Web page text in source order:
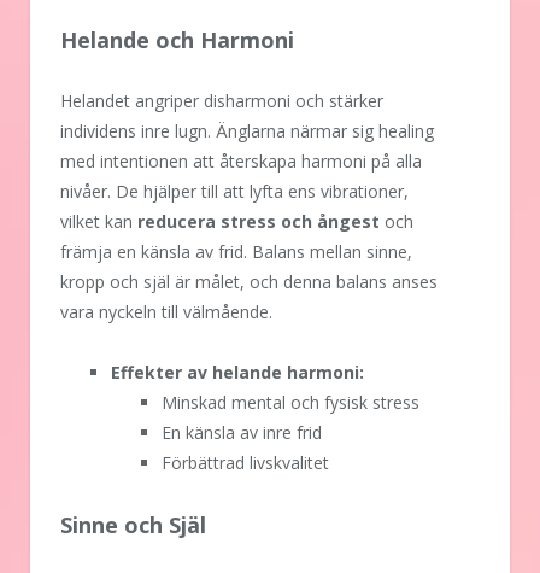
Helande och Harmoni
Helandet angriper disharmoni och stärker
individens inre lugn. Änglarna närmar sig healing
med intentionen att återskapa harmoni på alla
nivåer. De hjälper till att lyfta ens vibrationer,
vilket kan reducera stress och ångest och
främja en känsla av frid. Balans mellan sinne,
kropp och själ är målet, och denna balans anses
vara nyckeln till välmående.
Effekter av helande harmoni:
Minskad mental och fysisk stress
En känsla av inre frid
Förbättrad livskvalitet
Sinne och Själ